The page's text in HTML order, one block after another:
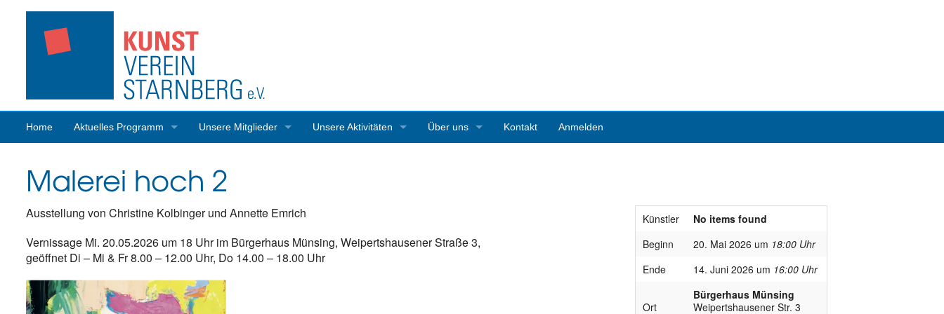
Home Aktuelles Programm Unsere Mitglieder Unsere Aktivitäten
Pleinair-Malwoche Werner Maier
Über uns
Pressestimmen
Kontakt Anmelden
Malerei hoch 2
Ausstellung von Christine Kolbinger und Annette Emrich
Vernissage Mi. 20.05.2026 um 18 Uhr im Bürgerhaus Münsing, Weipertshausener Straße 3,
geöffnet Di – Mi & Fr 8.00 – 12.00 Uhr, Do 14.00 – 18.00 Uhr
Künstler
No items found
Beginn
20. Mai 2026 um 18:00 Uhr
Ende
14. Juni 2026 um 16:00 Uhr
Ort
Bürgerhaus Münsing
Weipertshausener Str. 3